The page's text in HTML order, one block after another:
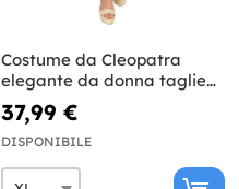
Costume da Cleopatra
elegante da donna taglie
forti
37,99 €
DISPONIBILE